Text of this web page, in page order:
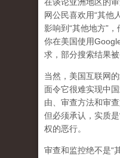
网公民喜欢用“其他
影响到“其他地方”
你在美国使用
求，部分搜索结果被
当然，美国互联网
面令它很难实现中
由、审查方法和审
但必须承认， 实质
权的恶行。
审查和监控绝不是“